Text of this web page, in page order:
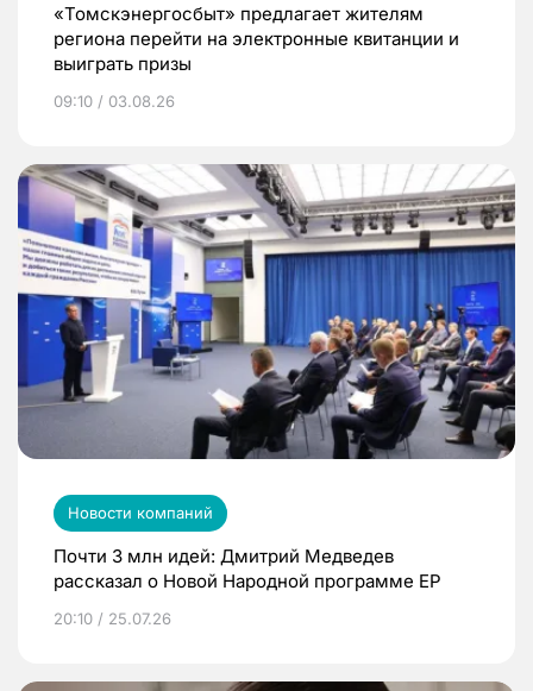
«Томскэнергосбыт» предлагает жителям
региона перейти на электронные квитанции и
выиграть призы
09:10 / 03.08.26
Новости компаний
Почти 3 млн идей: Дмитрий Медведев
рассказал о Новой Народной программе ЕР
20:10 / 25.07.26